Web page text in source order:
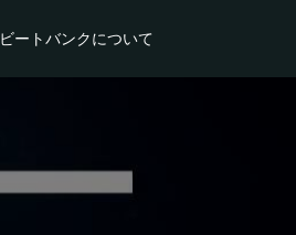
ビートバンクについて